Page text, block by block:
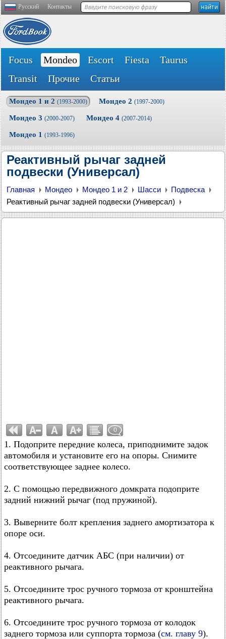
Русский Контакты
Focus Mondeo Escort Fiesta
Taurus
Transit
Прочие Статьи
Мондео 1 и 2 (1993-2000) Мондео 2 (1997-2000)
Мондео 3 (2000-2007) Мондео 4 (2007-2014)
Мондео 1 (1993-1996)
Реактивный рычаг задней
подвески (Универсал)
Главная Мондео Мондео 1 и 2 Шасси
Подвеска
Реактивный рычаг задней подвески (Универсал)
0
1. Подоприте передние колеса, приподнимите задок
автомобиля и установите его на опоры. Снимите
соответствующее заднее колесо.
2. С помощью передвижного домкрата подоприте
задний нижний рычаг (под пружиной).
3. Выверните болт крепления заднего амортизатора к
опоре оси.
4. Отсоедините датчик АБС (при наличии) от
реактивного рычага.
5. Отсоедините трос ручного тормоза от кронштейна
реактивного рычага.
6. Отсоедините трос ручного тормоза от колодок
заднего тормоза или суппорта тормоза (см. главу 9).